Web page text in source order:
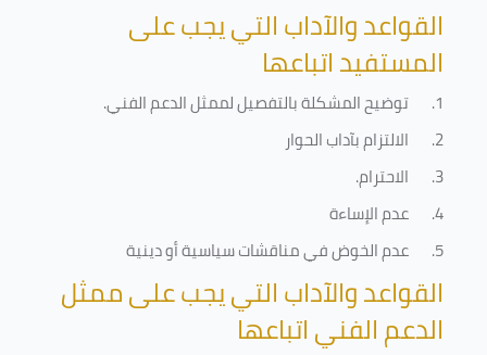
القواعد والآداب التي يجب على
المستفيد اتباعها
1. توضيح المشكلة بالتفصيل لممثل الدعم الفني.
2.
الالتزام بآداب الحوار
3.
الاحترام.
4.
عدم الإساءة
5.
عدم الخوض في مناقشات سياسية أو دينية
القواعد والآداب التي يجب على ممثل
الدعم الفني اتباعها